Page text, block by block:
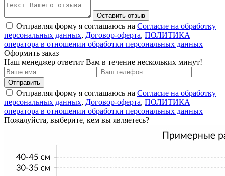
Оставить отзыв
Отправляя форму я соглашаюсь на Согласие на обработку
персональных данных, Договор-оферта, ПОЛИТИКА
оператора в отношении обработки персональных данных
Оформить заказ
Наш менеджер ответит Вам в течение нескольких минут!
Отправить
Отправляя форму я соглашаюсь на Согласие на обработку
персональных данных, Договор-оферта, ПОЛИТИКА
оператора в отношении обработки персональных данных
Пожалуйста, выберите, кем вы являетесь?